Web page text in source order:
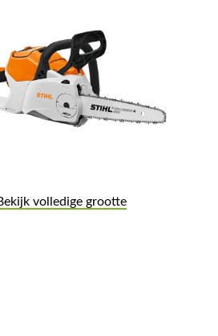
volledige grootte